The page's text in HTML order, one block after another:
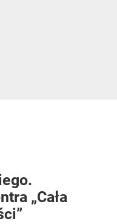
„Cała